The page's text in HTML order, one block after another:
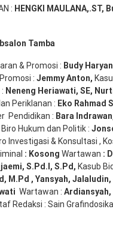
: HENGKI MAULANA,.ST,
Tamba
& Promosi : Budy
: Jemmy Anton,
Neneng Heriawati, SE,
Periklanan : Eko Rahmad
Pendidikan : Bara Indrawan
Biro Hukum dan Politik :
Investigasi & Konsultasi ,
: Kosong Wartawan :
S.Pd.I, S.Pd, Kasub
, M.Pd , Yansyah, Jalaludin,
Wartawan : Ardiansyah,
Redaksi : Sain